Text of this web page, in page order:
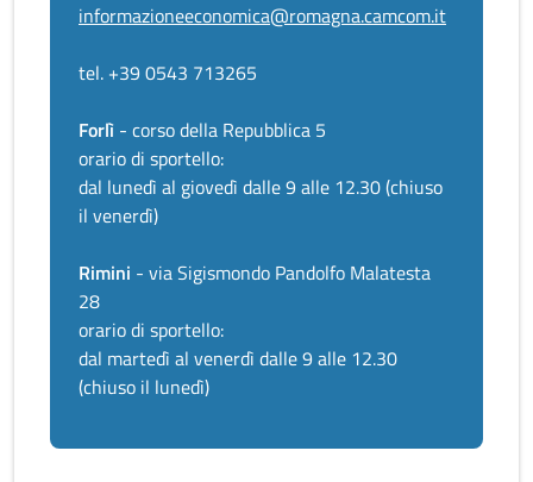
informazioneeconomica@romagna.camcom.it
tel. +39 0543 713265
Forlì - corso della Repubblica 5
orario di sportello:
dal lunedì al giovedì dalle 9 alle 12.30 (chiuso
il venerdì)
Rimini - via Sigismondo Pandolfo Malatesta
28
orario di sportello:
dal martedì al venerdì dalle 9 alle 12.30
(chiuso il lunedì)